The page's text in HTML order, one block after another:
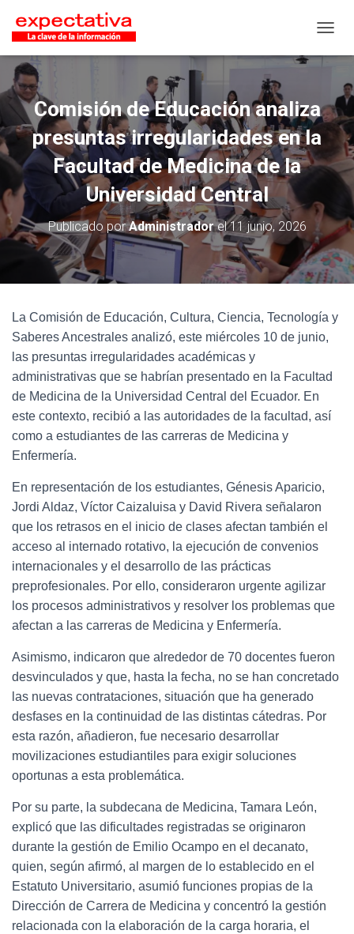
Comisión de Educación analiza
presuntas irregularidades en la
Facultad de Medicina de la
Universidad Central
Publicado porAdministradorel11 junio, 2026
La Comisión de Educación, Cultura, Ciencia, Tecnología y
Saberes Ancestrales analizó, este miércoles 10 de junio,
las presuntas irregularidades académicas y
administrativas que se habrían presentado en la Facultad
de Medicina de la Universidad Central del Ecuador. En
este contexto, recibió a las autoridades de la facultad, así
como a estudiantes de las carreras de Medicina y
Enfermería.
En representación de los estudiantes, Génesis Aparicio,
Jordi Aldaz, Víctor Caizaluisa y David Rivera señalaron
que los retrasos en el inicio de clases afectan también el
acceso al internado rotativo, la ejecución de convenios
internacionales y el desarrollo de las prácticas
preprofesionales. Por ello, consideraron urgente agilizar
los procesos administrativos y resolver los problemas que
afectan a las carreras de Medicina y Enfermería.
Asimismo, indicaron que alrededor de 70 docentes fueron
desvinculados y que, hasta la fecha, no se han concretado
las nuevas contrataciones, situación que ha generado
desfases en la continuidad de las distintas cátedras. Por
esta razón, añadieron, fue necesario desarrollar
movilizaciones estudiantiles para exigir soluciones
oportunas a esta problemática.
Por su parte, la subdecana de Medicina, Tamara León,
explicó que las dificultades registradas se originaron
durante la gestión de Emilio Ocampo en el decanato,
quien, según afirmó, al margen de lo establecido en el
Estatuto Universitario, asumió funciones propias de la
Dirección de Carrera de Medicina y concentró la gestión
relacionada con la elaboración de la carga horaria, el